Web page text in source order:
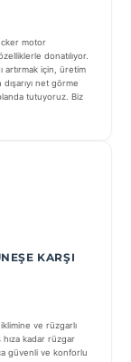
motor
donatılıyor.
artırmak için, üretim
net görme
tutuyoruz. Biz
KARŞI
ve rüzgarlı
kadar rüzgar
güvenli ve konforlu